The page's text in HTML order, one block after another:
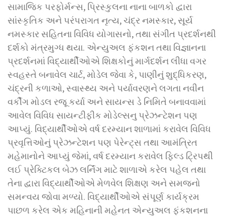
સામાજિક પરફોર્મન્સ, પ્રિસ્કુલના નાના બાળકો દ્વારા
સાંસ્કૃતિક અને પરંપરાગત નૃત્ય, ચંદ્ર નમસ્કાર, સૂર્ય
નમસ્કાર સહિતના વિવિધ યોગાસનો, તથા સંગીત પ્રદર્શનથી
દર્શકો મંત્રમુગ્ધ થયા. એન્યુઅલ ફંકશન તથા વિજ્ઞાનના
પ્રદર્શનમાં વિદ્યાર્થીઓએ શિક્ષકોનું માર્ગદર્શન લીધા વગર
સ્વહસ્તે બનાવેલ ચાર્ટ, મોડેલ જેવા કે, પાણીનું શુદ્ધિકરણ,
ચંદ્રની કળાઓ, સ્વાસ્થ્ય અને પર્યાવરણને લગતા નવીન
વર્કીંગ મોડલ રજૂ કર્યા અને સાયન્સ ડે નિમિતે બનાવવામાં
આવેલ વિવિધ સાયન્ટીફીક મોડેલ્સનુ પ્રેઝન્ટેશન પણ
આપ્યું. વિદ્યાર્થીઓએ વર્ષ દરમ્યાન શાળામાં કરાવેલ વિવિધ
પ્રવૃત્તિઓનું પ્રેઝન્ટેશન પણ પેરેન્ટ્સ તથા આમંત્રિત
મહેમાનોને આપ્યું જેમાં, વર્ષ દરમ્યાન કરાવેલ ફિલ્ડ ટ્રિપથી
લઈ પ્રેક્ટિકલ બેઝ લર્નિંગ માટે શાળાએ કરેલ પહેલ તથા
તેના દ્વારા વિદ્યાર્થીઓએ મેળવેલ શિક્ષણ અને સમજનો
સમન્વય જોવા મળ્યો. વિદ્યાર્થીઓએ સંપૂર્ણ કાર્યક્રમ
પાછળ કરેલ એક મહિનાની મહેનત એન્યુઅલ ફંકશનના